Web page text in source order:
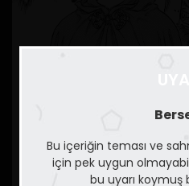
Bu içeriğin teması ve
için pek uygun
bu uyarı koymuş